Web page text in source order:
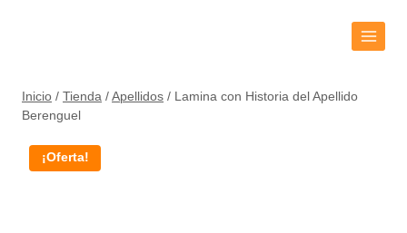
Inicio / Tienda / Apellidos / Lamina con Historia del Apellido
Berenguel
¡Oferta!